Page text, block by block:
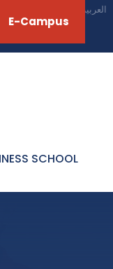
العربية‏
E-Campus
SCHOOL